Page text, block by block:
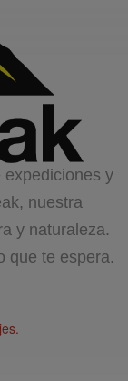
expediciones y
nuestra
y naturaleza.
que te espera.